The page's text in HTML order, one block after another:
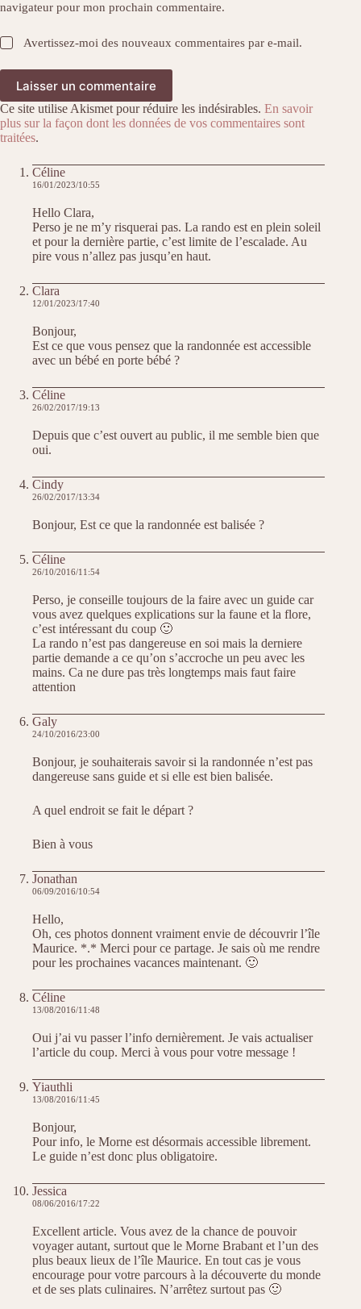
navigateur pour mon prochain commentaire.
Avertissez-moi des nouveaux commentaires par e-mail.
Laisser un commentaire
Ce site utilise Akismet pour réduire les indésirables. En savoir
plus sur la façon dont les données de vos commentaires sont
traitées.
Céline
16/01/2023/10:55
Hello Clara,
Perso je ne m’y risquerai pas. La rando est en plein soleil
et pour la dernière partie, c’est limite de l’escalade. Au
pire vous n’allez pas jusqu’en haut.
Clara
12/01/2023/17:40
Bonjour,
Est ce que vous pensez que la randonnée est accessible
avec un bébé en porte bébé ?
Céline
26/02/2017/19:13
Depuis que c’est ouvert au public, il me semble bien que
oui.
Cindy
26/02/2017/13:34
Bonjour, Est ce que la randonnée est balisée ?
Céline
26/10/2016/11:54
Perso, je conseille toujours de la faire avec un guide car
vous avez quelques explications sur la faune et la flore,
c’est intéressant du coup 🙂
La rando n’est pas dangereuse en soi mais la derniere
partie demande a ce qu’on s’accroche un peu avec les
mains. Ca ne dure pas très longtemps mais faut faire
attention
Galy
24/10/2016/23:00
Bonjour, je souhaiterais savoir si la randonnée n’est pas
dangereuse sans guide et si elle est bien balisée.
A quel endroit se fait le départ ?
Bien à vous
Jonathan
06/09/2016/10:54
Hello,
Oh, ces photos donnent vraiment envie de découvrir l’île
Maurice. *.* Merci pour ce partage. Je sais où me rendre
pour les prochaines vacances maintenant. 🙂
Céline
13/08/2016/11:48
Oui j’ai vu passer l’info dernièrement. Je vais actualiser
l’article du coup. Merci à vous pour votre message !
Yiauthli
13/08/2016/11:45
Bonjour,
Pour info, le Morne est désormais accessible librement.
Le guide n’est donc plus obligatoire.
Jessica
08/06/2016/17:22
Excellent article. Vous avez de la chance de pouvoir
voyager autant, surtout que le Morne Brabant et l’un des
plus beaux lieux de l’île Maurice. En tout cas je vous
encourage pour votre parcours à la découverte du monde
et de ses plats culinaires. N’arrêtez surtout pas 🙂